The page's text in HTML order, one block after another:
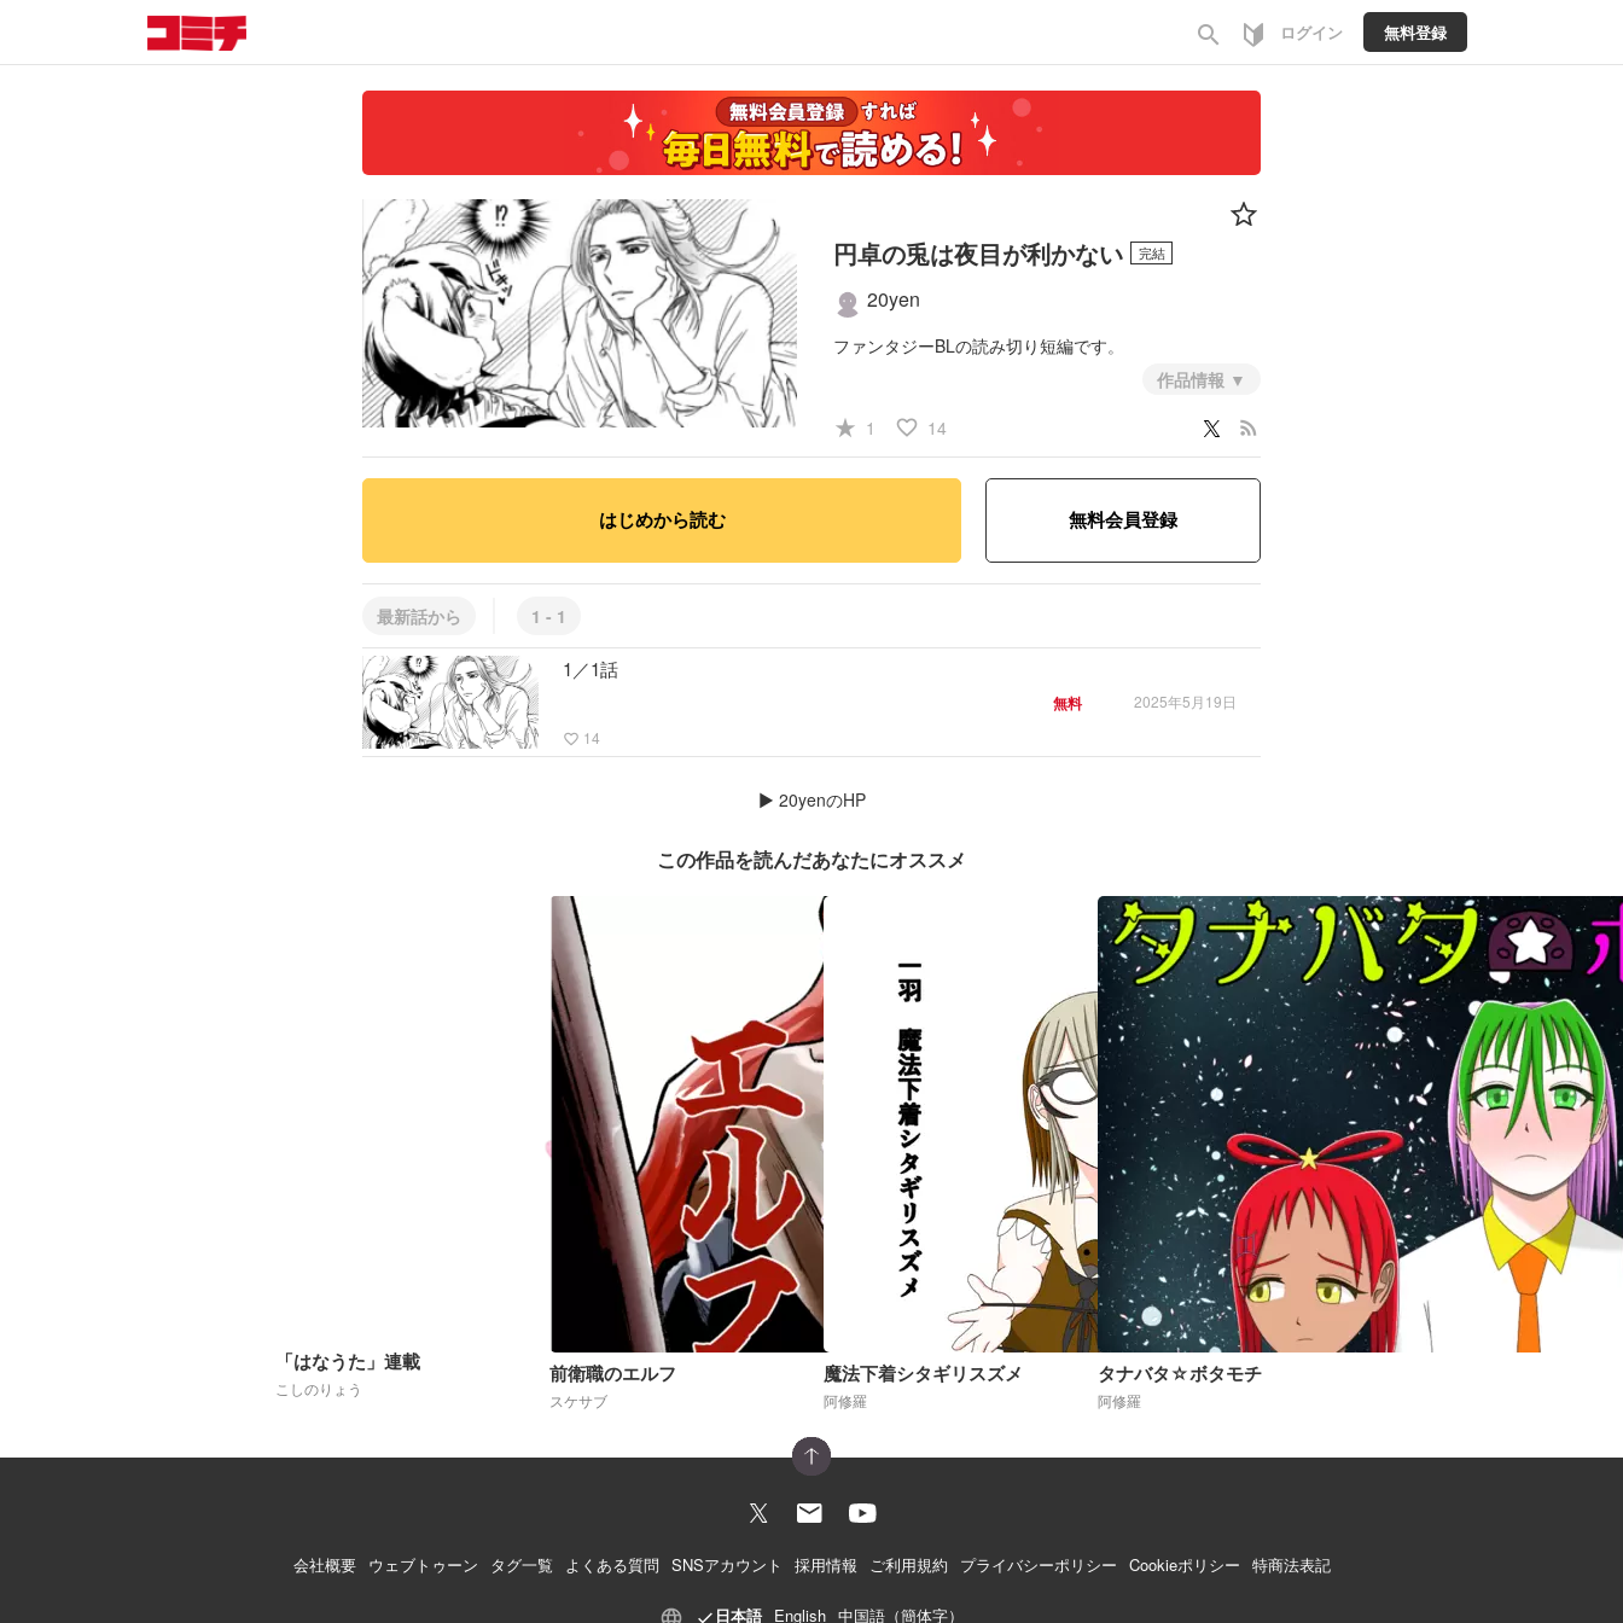
search ログイン 無料登録
円卓の兎は夜目が利かない 完結
20yen
ファンタジーBLの読み切り短編です。
#ファンタジー・SF
が含まれています
作品情報
star_rate 1 favorite_border 14 rss_feed
はじめから読む 無料会員登録
最新話から 1 - 1
1／1話
2025年5月19日
favorite_border 14
無料
▶ 20yenのHP
この作品を読んだあなたにオススメ
「はなうた」連載
こしのりょう
前衛職のエルフ
スケサブ
魔法下着シタギリスズメ
阿修羅
タナバタ☆ボタモチ
阿修羅
会社概要 ウェブトゥーン タグ一覧 よくある質問 SNSアカウント 採用情報 ご利用規約 プライバシーポリシー Cookieポリシー 特商法表記
日本語 English 中国語（簡体字）